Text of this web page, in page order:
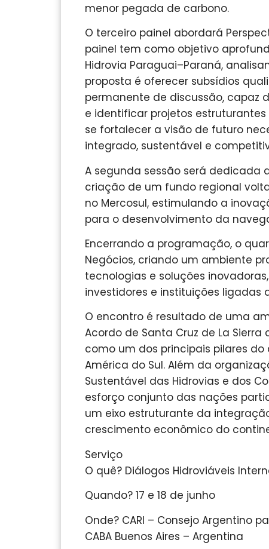
menor pegada de carbono.
O terceiro painel abordará
painel tem como objetivo
Hidrovia Paraguai–Paraná,
proposta é oferecer subsídios
permanente de discussão, capaz
e identificar projetos
se fortalecer a visão de futuro
integrado, sustentável e
A segunda sessão será dedicada
criação de um fundo regional
no Mercosul, estimulando a
para o desenvolvimento da
Encerrando a programação, o
Negócios, criando um ambiente
tecnologias e soluções
investidores e instituições ligadas
O encontro é resultado de uma
Acordo de Santa Cruz de La
como um dos principais pilares
América do Sul. Além da
Sustentável das Hidrovias e dos
esforço conjunto das nações
um eixo estruturante da
crescimento econômico do
Serviço
O quê? Diálogos Hidroviáveis
Quando? 17 e 18 de junho
Onde? CARI – Consejo Argentino
CABA Buenos Aires – Argentina